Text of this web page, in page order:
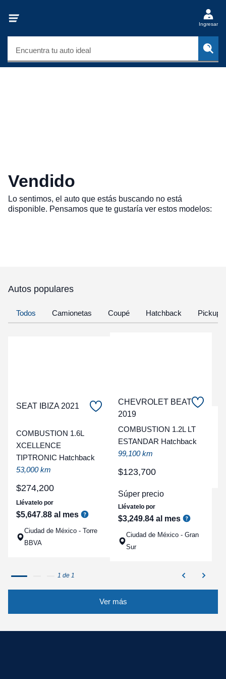
Ingresar
Encuentra tu auto ideal
Vendido
Lo sentimos, el auto que estás buscando no está
disponible. Pensamos que te gustaría ver estos modelos:
Autos populares
Todos Camionetas Coupé Hatchback Pickup
SEAT IBIZA 2021
COMBUSTION 1.6L
XCELLENCE
TIPTRONIC Hatchback
53,000 km
$274,200
Llévatelo por
$5,647.88 al mes
Ciudad de México - Torre
BBVA
CHEVROLET BEAT
2019
COMBUSTION 1.2L LT
ESTANDAR Hatchback
99,100 km
$123,700
Súper precio
Llévatelo por
$3,249.84 al mes
Ciudad de México - Gran
Sur
1 de 1
Ver más